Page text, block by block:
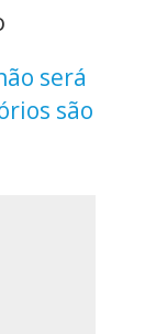
será
são